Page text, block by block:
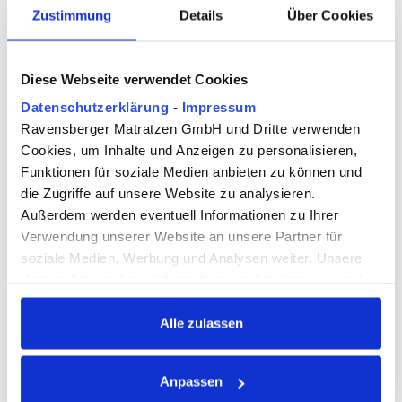
Zustimmung Details Über Cookies
Diese Webseite verwendet Cookies
Datenschutzerklärung - Impressum
Ravensberger Matratzen GmbH und Dritte verwenden
Cookies, um Inhalte und Anzeigen zu personalisieren,
Funktionen für soziale Medien anbieten zu können und
die Zugriffe auf unsere Website zu analysieren.
Außerdem werden eventuell Informationen zu Ihrer
Verwendung unserer Website an unsere Partner für
soziale Medien, Werbung und Analysen weiter. Unsere
weiteren Daten zusammen, die Sie ihnen bereitgestellt
haben oder die sie im Rahmen Ihrer Nutzung der Dienste
gesammelt haben.
Dabei kann auch eine Übermittlung Ihrer
Alle zulassen
Anpassen
Skandinavische Boxspringbetten sind eine weit
verbreitete Variante des Boxspringbetts in
Materialien, die Funktion des Toppers sowie die
Unterschiede zur amerikanischen Ausführung.
JETZT LESEN